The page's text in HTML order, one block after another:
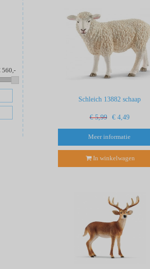
560
Schleich 13882 schaap
€ 5,99 € 4,49
Meer informatie
In winkelwagen